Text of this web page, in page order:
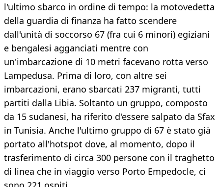
l'ultimo sbarco in ordine di tempo: la motovedetta
della guardia di finanza ha fatto scendere
dall'unità di soccorso 67 (fra cui 6 minori) egiziani
e bengalesi agganciati mentre con
un'imbarcazione di 10 metri facevano rotta verso
Lampedusa. Prima di loro, con altre sei
imbarcazioni, erano sbarcati 237 migranti, tutti
partiti dalla Libia. Soltanto un gruppo, composto
da 15 sudanesi, ha riferito d'essere salpato da Sfax
in Tunisia. Anche l'ultimo gruppo di 67 è stato già
portato all'hotspot dove, al momento, dopo il
trasferimento di circa 300 persone con il traghetto
di linea che in viaggio verso Porto Empedocle, ci